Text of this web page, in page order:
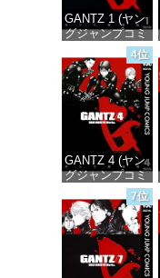
GANTZ 1 (ヤン
グジャンプコミ
ックスDIGITAL)
価格：¥100
4位
GANTZ 4 (ヤン
グジャンプコミ
ックスDIGITAL)
価格：¥100
7位